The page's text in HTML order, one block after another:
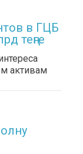
в ГЦБ
теңге
активам